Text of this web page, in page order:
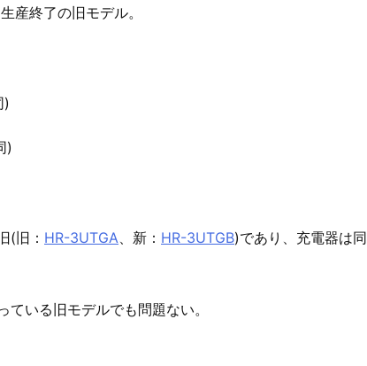
産終了の旧モデル。
)
)
(旧： HR-3UTGA、新： HR-3UTGB)であり、充電器は同
いる旧モデルでも問題ない。